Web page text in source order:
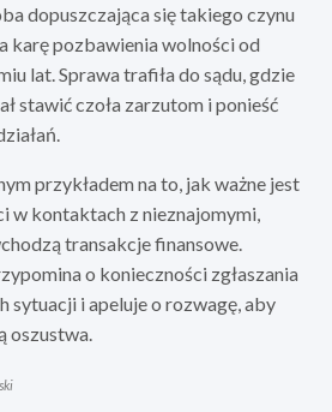
dopuszczająca się takiego czynu
karę pozbawienia wolności od
lat. Sprawa trafiła do sądu, gdzie
stawić czoła zarzutom i ponieść
przykładem na to, jak ważne jest
w kontaktach z nieznajomymi,
transakcje finansowe.
o konieczności zgłaszania
sytuacji i apeluje o rozwagę, aby
oszustwa.